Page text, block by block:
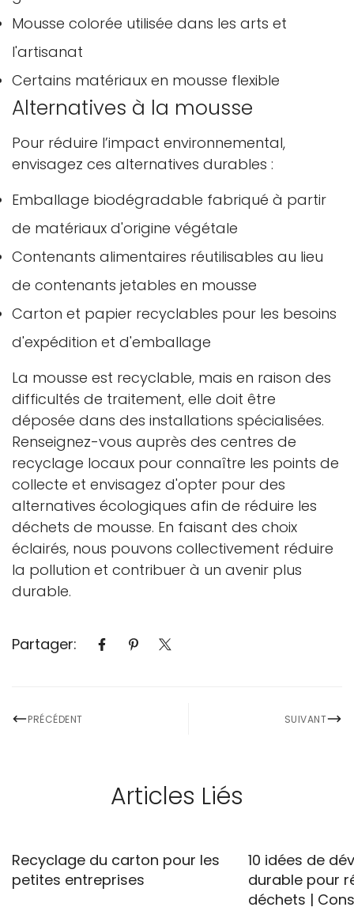
Mousse colorée utilisée dans les arts et
l'artisanat
Certains matériaux en mousse flexible
Alternatives à la mousse
Pour réduire l’impact environnemental,
envisagez ces alternatives durables :
Emballage biodégradable fabriqué à partir
de matériaux d'origine végétale
Contenants alimentaires réutilisables au lieu
de contenants jetables en mousse
Carton et papier recyclables pour les besoins
d'expédition et d'emballage
La mousse est recyclable, mais en raison des
difficultés de traitement, elle doit être
déposée dans des installations spécialisées.
Renseignez-vous auprès des centres de
recyclage locaux pour connaître les points de
collecte et envisagez d'opter pour des
alternatives écologiques afin de réduire les
déchets de mousse. En faisant des choix
éclairés, nous pouvons collectivement réduire
la pollution et contribuer à un avenir plus
durable.
Partager:
PRÉCÉDENT SUIVANT
Articles Liés
Recyclage du carton pour les
petites entreprises
10 idées de
durable pour
déchets |
Confirmez votre âge
Non, je ne le suis pas Oui je suis